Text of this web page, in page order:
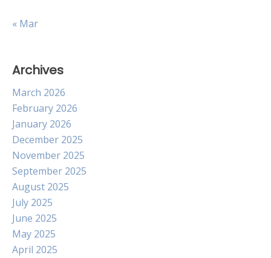
« Mar
Archives
March 2026
February 2026
January 2026
December 2025
November 2025
September 2025
August 2025
July 2025
June 2025
May 2025
April 2025